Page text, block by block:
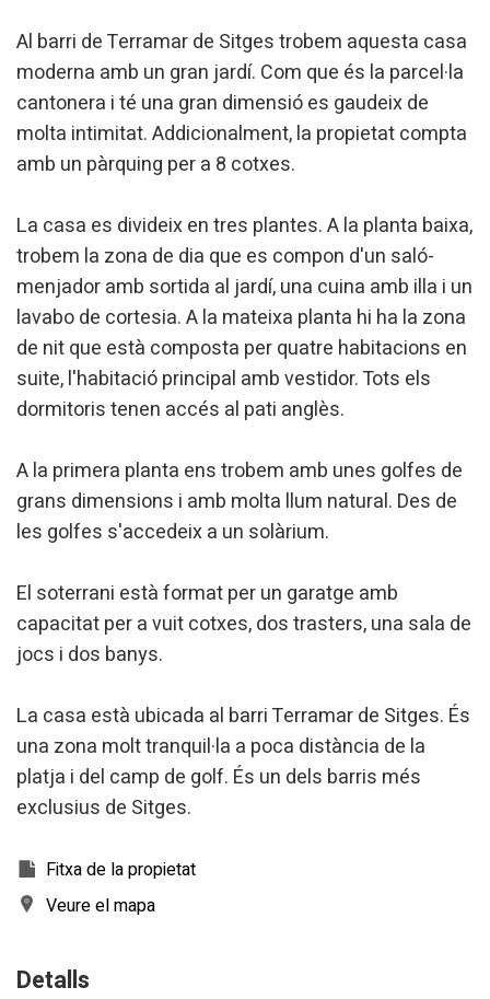
Al barri de Terramar de Sitges trobem aquesta casa
moderna amb un gran jardí. Com que és la parcel·la
cantonera i té una gran dimensió es gaudeix de
molta intimitat. Addicionalment, la propietat compta
amb un pàrquing per a 8 cotxes.
La casa es divideix en tres plantes. A la planta baixa,
trobem la zona de dia que es compon d'un saló-
menjador amb sortida al jardí, una cuina amb illa i un
lavabo de cortesia. A la mateixa planta hi ha la zona
de nit que està composta per quatre habitacions en
suite, l'habitació principal amb vestidor. Tots els
dormitoris tenen accés al pati anglès.
A la primera planta ens trobem amb unes golfes de
grans dimensions i amb molta llum natural. Des de
les golfes s'accedeix a un solàrium.
El soterrani està format per un garatge amb
capacitat per a vuit cotxes, dos trasters, una sala de
jocs i dos banys.
La casa està ubicada al barri Terramar de Sitges. És
una zona molt tranquil·la a poca distància de la
platja i del camp de golf. És un dels barris més
exclusius de Sitges.
Fitxa de la propietat
Veure el mapa
Detalls
Tècniques i funcionals
Sempre activades
Aquest lloc web utilitza cookies pròpies per recopilar
informació amb la finalitat de millorar els nostres serveis.
Si continua navegant, suposa l'acceptació de la instal·lació
de les mateixes. L'usuari té la possibilitat de configurar el
navegador podent, si així ho desitja, impedir que siguin
instal·lades al disc dur, encara que haurà de tenir en
compte que aquesta acció podrà ocasionar dificultats de
navegació de la pàgina web.
Analítiques i personalització
Permeten fer el seguiment i l'anàlisi del comportament
dels usuaris d'aquest lloc web. La informació recollida
mitjançant aquest tipus de cookies s'utilitza en el
funció de l'anàlisi de les dades d'ús que fan els usuaris del
servei. Permeten desar la informació de preferència de
l'usuari per millorar la qualitat dels nostres serveis i oferir
una millor experiència a través de productes recomanats.
Aquestes cookies són utilitzades per emmagatzemar
informació sobre les preferències i les eleccions personals
de l'usuari a través de l'observació continuada dels seus
hàbits de navegació. Gràcies a elles, podem conèixer els
hàbits de navegació al lloc web i mostrar publicitat
relacionada amb el perfil de navegació de l'usuari.